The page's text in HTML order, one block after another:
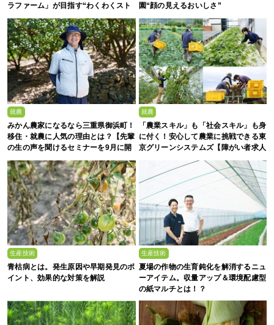
ラファーム」が目指す“わくわくスト
ロベリーエンターテインメント”
園“顔の見えるおいしさ”
就農
みかん農家になるなら三重県御浜町！
移住・就農に人気の理由とは？【先輩
の生の声を聞けるセミナーを9月に開
就農
「農業スキル」も「社会スキル」も身
に付く！安心して農業に挑戦できる東
京グリーンシステムズ【障がい者求人
生産技術
青枯病とは。発生原因や早期発見のポ
イント、効果的な対策を解説
生産技術
夏場の作物の生育鈍化を解消するニュ
ーアイテム。収量アップ＆環境配慮型
の紙マルチとは！？